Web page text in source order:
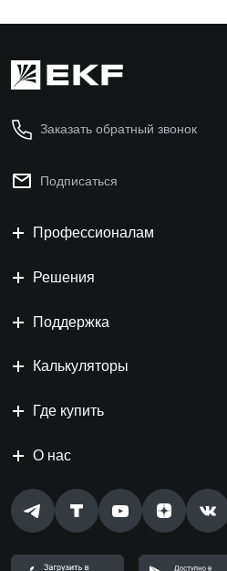
Заказать обратный звонок
Подписаться
Профессионалам
Решения
Поддержка
Калькуляторы
Где купить
О нас